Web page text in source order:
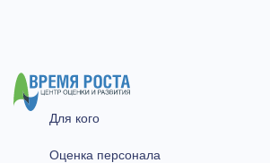
Для кого
Оценка персонала